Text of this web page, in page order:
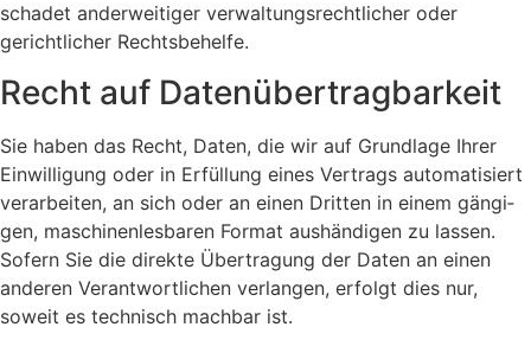
scha­det ander­wei­ti­ger ver­wal­tungs­recht­li­cher oder
gericht­li­cher Rechts­be­hel­fe.
Recht auf Daten­über­trag­bar­keit
Sie haben das Recht, Daten, die wir auf Grund­la­ge Ihrer
Ein­wil­li­gung oder in Erfül­lung eines Ver­trags auto­ma­ti­siert
ver­ar­bei­ten, an sich oder an einen Drit­ten in einem gän­gi­
gen, maschi­nen­les­ba­ren For­mat aus­hän­di­gen zu las­sen.
Sofern Sie die direk­te Über­tra­gung der Daten an einen
ande­ren Ver­ant­wort­li­chen ver­lan­gen, erfolgt dies nur,
soweit es tech­nisch mach­bar ist.